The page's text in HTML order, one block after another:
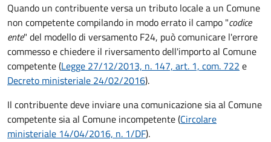
Quando un contribuente versa un tributo locale a un Comune
non competente compilando in modo errato il campo "codice
ente" del modello di versamento F24, può comunicare l'errore
commesso e chiedere il riversamento dell'importo al Comune
competente (Legge 27/12/2013, n. 147, art. 1, com. 722 e
Decreto ministeriale 24/02/2016).
Il contribuente deve inviare una comunicazione sia al Comune
competente sia al Comune incompetente (Circolare
ministeriale 14/04/2016, n. 1/DF).